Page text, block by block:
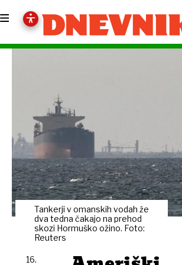
Tankerji v omanskih vodah že
dva tedna čakajo na prehod
skozi Hormuško ožino. Foto:
Reuters
16.